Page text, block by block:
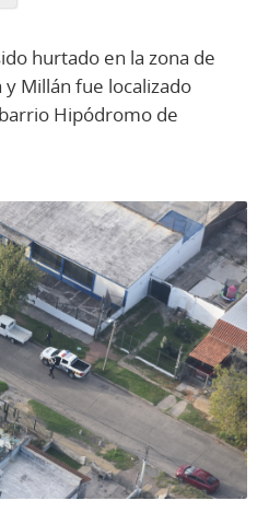
hurtado en la zona de
Millán fue localizado
Hipódromo de